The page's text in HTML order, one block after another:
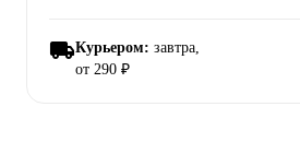
Курьером: завтра,
от 290 ₽